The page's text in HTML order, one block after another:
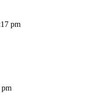
pm
pm